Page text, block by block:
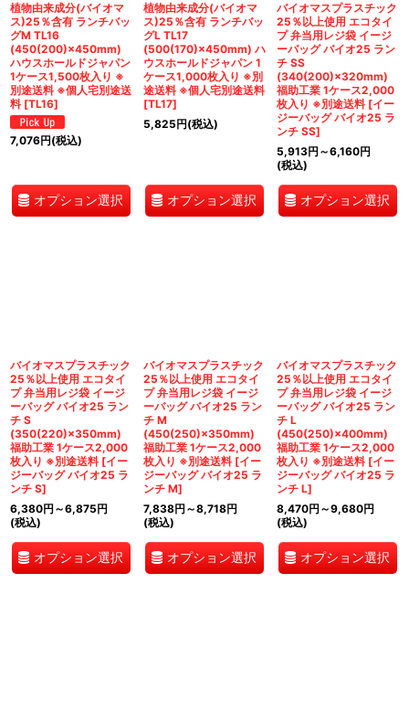
植物由来成分(バイオマ
ス)25％含有 ランチバッ
グM TL16
(450(200)×450mm)
ハウスホールドジャパン
1ケース1,500枚入り ※
別途送料 ※個人宅別途送
料 [TL16]
7,076円(税込)
オプション選択
植物由来成分(バイオマ
ス)25％含有 ランチバッ
グL TL17
(500(170)×450mm) ハ
ウスホールドジャパン 1
ケース1,000枚入り ※別
途送料 ※個人宅別途送料
[TL17]
5,825円(税込)
オプション選択
バイオマスプラスチック
25％以上使用 エコタイ
プ 弁当用レジ袋 イージ
ーバッグ バイオ25 ラン
チ SS
(340(200)×320mm)
福助工業 1ケース2,000
枚入り ※別途送料 [イー
ジーバッグ バイオ25 ラ
ンチ SS]
5,913円 ～6,160円
(税込)
オプション選択
バイオマスプラスチック
25％以上使用 エコタイ
プ 弁当用レジ袋 イージ
ーバッグ バイオ25 ラン
チ S
(350(220)×350mm)
福助工業 1ケース2,000
枚入り ※別途送料 [イー
ジーバッグ バイオ25 ラ
ンチ S]
6,380円 ～6,875円
(税込)
オプション選択
バイオマスプラスチック
25％以上使用 エコタイ
プ 弁当用レジ袋 イージ
ーバッグ バイオ25 ラン
チ M
(450(250)×350mm)
福助工業 1ケース2,000
枚入り ※別途送料 [イー
ジーバッグ バイオ25 ラ
ンチ M]
7,838円 ～8,718円
(税込)
オプション選択
バイオマスプラスチック
25％以上使用 エコタイ
プ 弁当用レジ袋 イージ
ーバッグ バイオ25 ラン
チ L
(450(250)×400mm)
福助工業 1ケース2,000
枚入り ※別途送料 [イー
ジーバッグ バイオ25 ラ
ンチ L]
8,470円 ～9,680円
(税込)
オプション選択